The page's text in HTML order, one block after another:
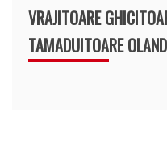
VRAJITOARE
TAMADUITOARE